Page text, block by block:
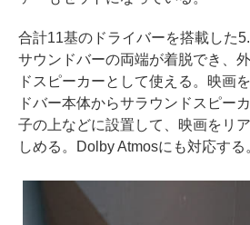
合計11基のドライバーを搭載した
サウンドバーの両端が着脱でき、
ドスピーカーとして使える。映画
ドバー本体からサラウンドスピー
子の上などに設置して、映画をリ
しめる。Dolby Atmosにも対応する